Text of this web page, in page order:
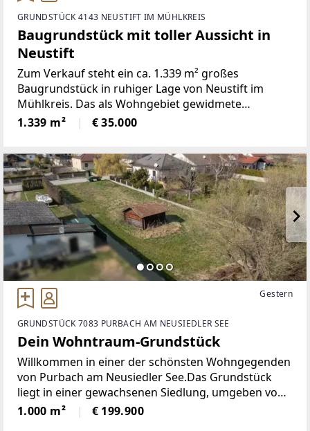
GRUNDSTÜCK 4143 NEUSTIFT IM MÜHLKREIS
Baugrundstück mit toller Aussicht in
Neustift
Zum Verkauf steht ein ca. 1.339 m² großes
Baugrundstück in ruhiger Lage von Neustift im
Mühlkreis. Das als Wohngebiet gewidmete
Grundstück befindet sich in leichter Südhanglage
und bietet einen schönen Ausblick auf die
1.339 m² € 35.000
Gestern
GRUNDSTÜCK 7083 PURBACH AM NEUSIEDLER SEE
Dein Wohntraum-Grundstück
Willkommen in einer der schönsten Wohngegenden
von Purbach am Neusiedler See.Das Grundstück
liegt in einer gewachsenen Siedlung, umgeben von
gepflegten Einfamilienhäusern, viel Grün und einer
angenehmen Nachbarschaft.Purbach zählt zu den
1.000 m² € 199.900